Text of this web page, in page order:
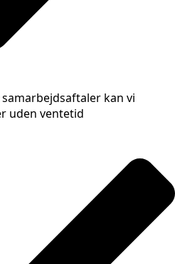
kan vi
uden ventetid